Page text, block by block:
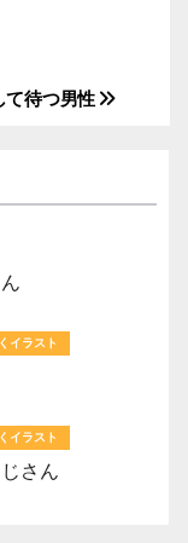
て待つ男性
イラスト
イラスト
さん